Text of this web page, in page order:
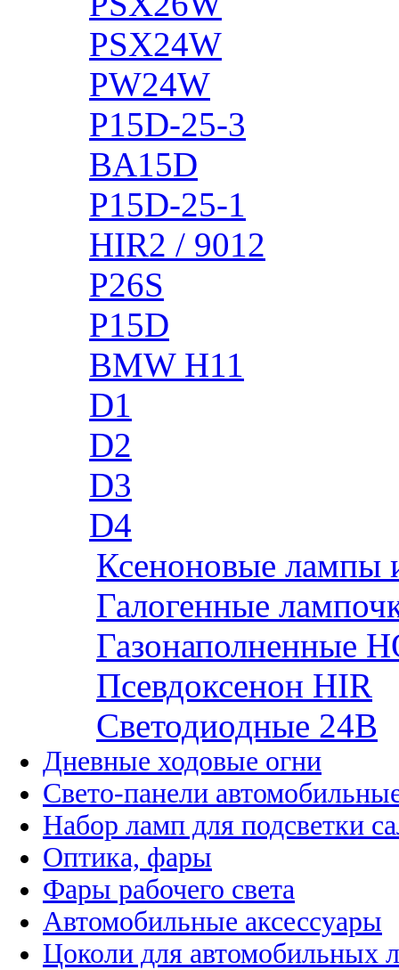
PSX24W
PW24W
P15D-25-3
BA15D
P15D-25-1
HIR2 / 9012
P26S
P15D
BMW H11
D1
D2
D3
D4
Ксеноновые лампы
Галогенные
Газонаполненные
Псевдоксенон HIR
Cветодиодные 24B
Дневные ходовые огни
Свето-панели
Набор ламп для подсветки
Оптика, фары
Фары рабочего света
Автомобильные аксессуары
Цоколи для автомобильных